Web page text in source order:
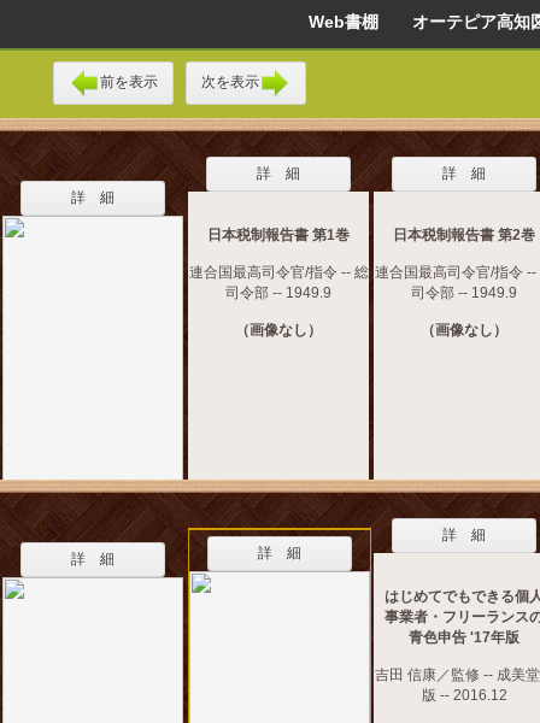
Web書棚 オーテピア高知
前を表示 次を表示
詳 細
詳 細
日本税制報告書 第1巻
連合国最高司令官/指令 -- 総
司令部 -- 1949.9
（画像なし）
詳 細
日本税制報告書 第2巻
連合国最高司令官/指令 --
司令部 -- 1949.9
（画像なし）
詳 細 詳 細
詳 細
はじめてでもできる個
事業者・フリーランス
青色申告 '17年版
吉田 信康／監修 -- 成美
版 -- 2016.12